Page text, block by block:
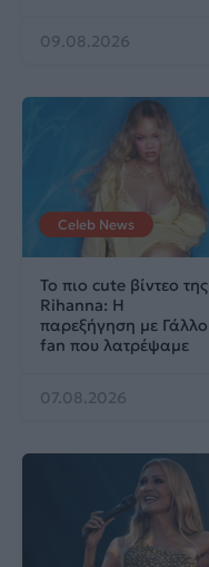
09.08.2026
Celeb News
Το πιο cute βίντεο της
Rihanna: Η
παρεξήγηση με Γάλλο
fan που λατρέψαμε
07.08.2026